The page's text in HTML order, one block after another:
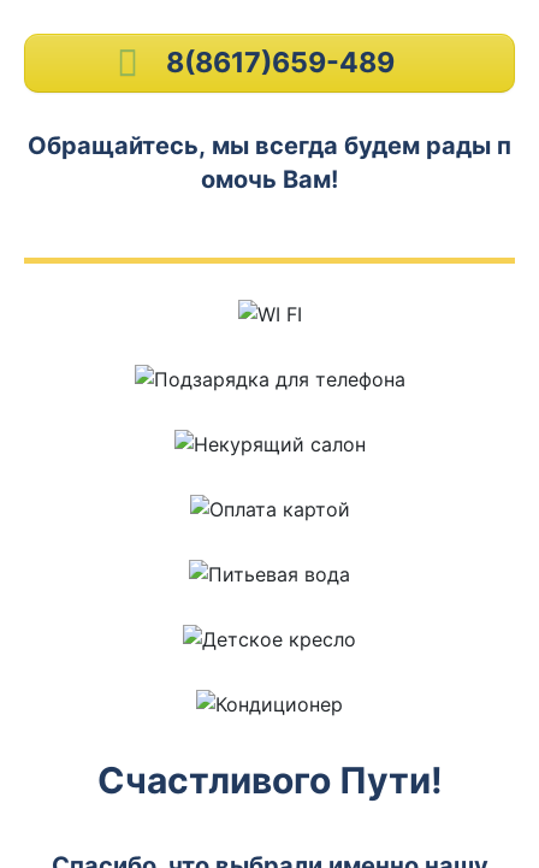
8(8617)659-489
Обращайтесь, мы всегда будем рады п
омочь Вам!
Счастливого Пути!